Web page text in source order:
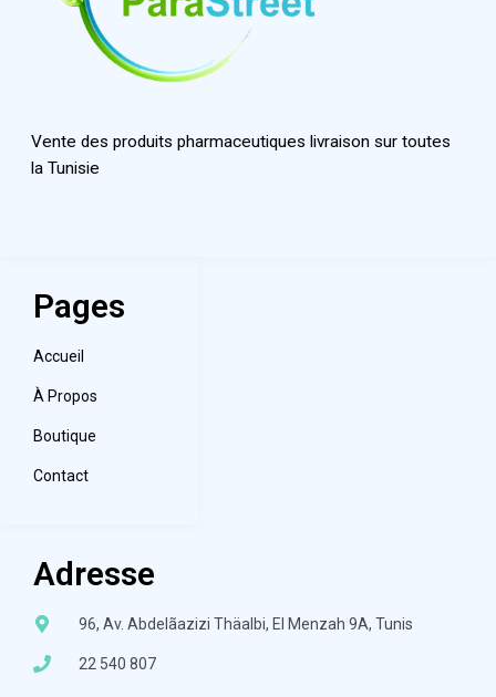
Vente des produits pharmaceutiques livraison sur toutes
la Tunisie
Pages
Accueil
À Propos
Boutique
Contact
Adresse
96, Av. Abdelãazizi Thäalbi, El Menzah 9A, Tunis
22 540 807